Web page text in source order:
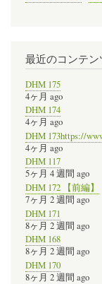
最近のコンテン
DHM 175
4ヶ月 ago
DHM 174
4ヶ月 ago
DHM 173https://
4ヶ月 ago
DHM 117
5ヶ月 4 週間 ago
DHM 172 【前編】
7ヶ月 2 週間 ago
DHM 171
8ヶ月 2 週間 ago
DHM 168
8ヶ月 2 週間 ago
DHM 170
8ヶ月 2 週間 ago